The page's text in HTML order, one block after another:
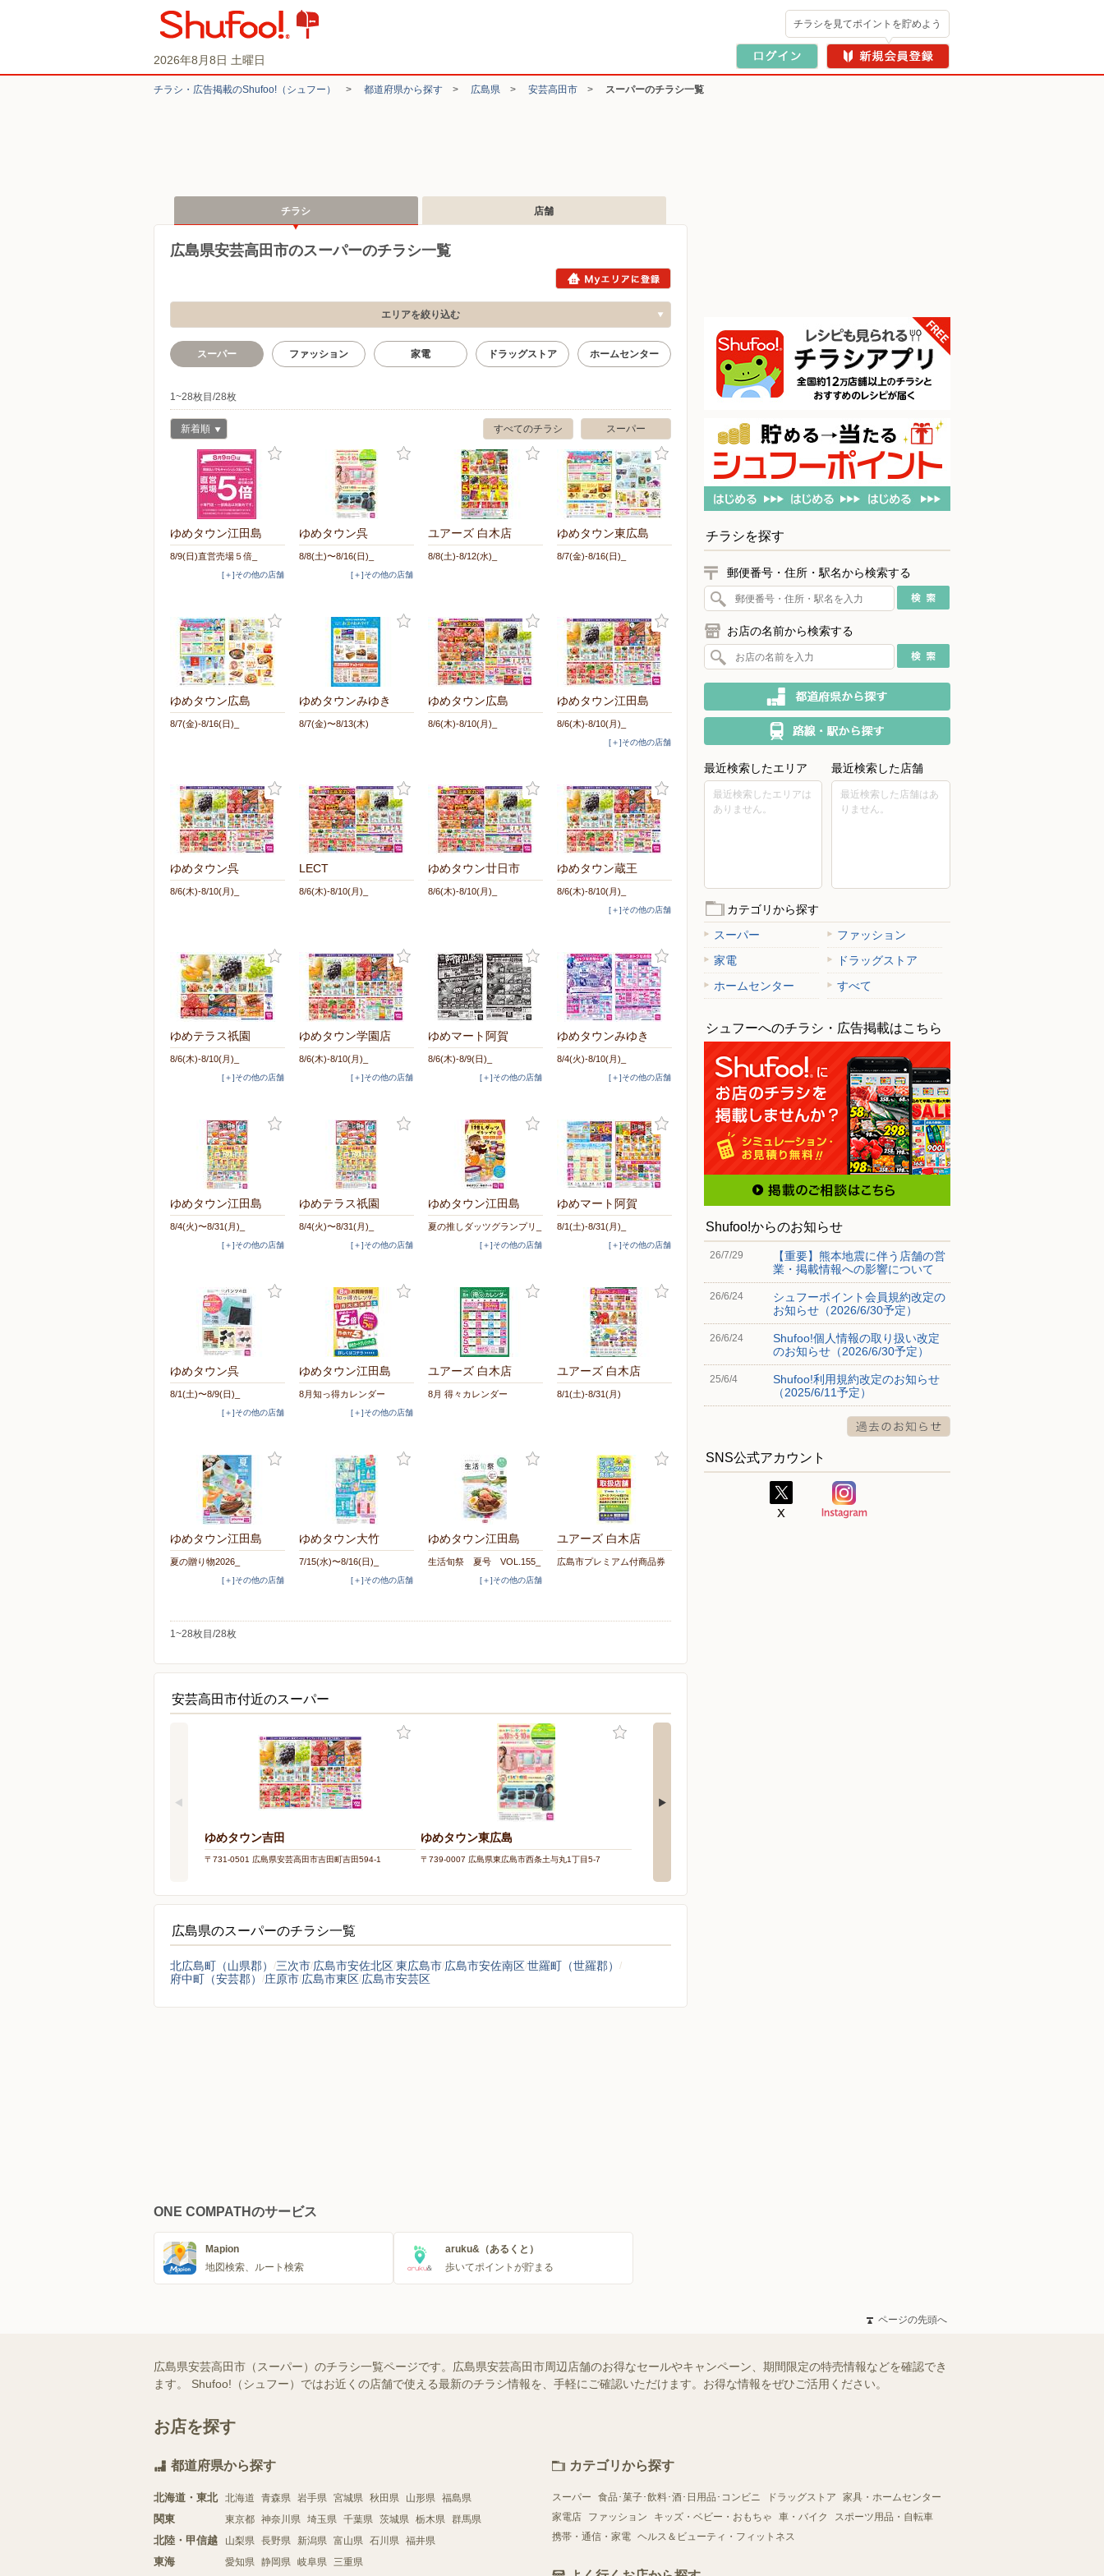
2026年8月8日 土曜日
チラシを見てポイントを貯めよう
チラシ・​広告掲載の​Shufoo!​（シュフー） > 都道府県から探す > 広島県 > 安芸高田市 > スーパーのチラシ一覧
チラシ 店舗
広島県安芸高田市のスーパーのチラシ一覧
エリアを絞り込む
スーパー ファッション 家電 ドラッグストア ホームセンター
1~28枚目/28枚
スーパー
すべてのチラシ
新着順
ゆめタウン江田島
8/9(日)直営売場５倍_
[＋]その他の店舗
ゆめタウン呉
8/8(土)〜8/16(日)_
[＋]その他の店舗
ユアーズ 白木店
8/8(土)-8/12(水)_
ゆめタウン東広島
8/7(金)-8/16(日)_
ゆめタウン広島
8/7(金)-8/16(日)_
ゆめタウンみゆき
8/7(金)〜8/13(木)
ゆめタウン広島
8/6(木)-8/10(月)_
ゆめタウン江田島
8/6(木)-8/10(月)_
[＋]その他の店舗
ゆめタウン呉
8/6(木)-8/10(月)_
LECT
8/6(木)-8/10(月)_
ゆめタウン廿日市
8/6(木)-8/10(月)_
ゆめタウン蔵王
8/6(木)-8/10(月)_
[＋]その他の店舗
ゆめテラス祇園
8/6(木)-8/10(月)_
[＋]その他の店舗
ゆめタウン学園店
8/6(木)-8/10(月)_
[＋]その他の店舗
ゆめマート阿賀
8/6(木)-8/9(日)_
[＋]その他の店舗
ゆめタウンみゆき
8/4(火)-8/10(月)_
[＋]その他の店舗
ゆめタウン江田島
8/4(火)〜8/31(月)_
[＋]その他の店舗
ゆめテラス祇園
8/4(火)〜8/31(月)_
[＋]その他の店舗
ゆめタウン江田島
夏の推しダッツグランプリ_
[＋]その他の店舗
ゆめマート阿賀
8/1(土)-8/31(月)_
[＋]その他の店舗
ゆめタウン呉
8/1(土)〜8/9(日)_
[＋]その他の店舗
ゆめタウン江田島
8月知っ得カレンダー
[＋]その他の店舗
ユアーズ 白木店
8月 得々カレンダー
ユアーズ 白木店
8/1(土)-8/31(月)
ゆめタウン江田島
夏の贈り物2026_
[＋]その他の店舗
ゆめタウン大竹
7/15(水)〜8/16(日)_
[＋]その他の店舗
ゆめタウン江田島
生活旬祭 夏号 VOL.155_
[＋]その他の店舗
ユアーズ 白木店
広島市プレミアム付商品券
1~28枚目/28枚
安芸高田市付近のスーパー
ゆめタウン吉田
〒731-0501 広島県安芸高田市吉田町吉田594-1
ゆめタウン東広島
〒739-0007 広島県東広島市西条土与丸1丁目5-7
広島県のスーパーのチラシ一覧
北広島町（山県郡） 三次市 広島市安佐北区東広島市 広島市安佐南区世羅町（世羅郡）
府中町（安芸郡）
庄原市 広島市東区 広島市安芸区
チラシを探す
郵便番号・住所・駅名から検索する
お店の名前から検索する
最近検索したエリア
最近検索したエリアは
ありません。
最近検索した店舗
最近検索した店舗はあ
りません。
カテゴリから探す
スーパー
ファッション
家電
ドラッグストア
ホームセンター
すべて
シュフーへのチラシ・広告掲載はこちら
Shufoo!からのお知らせ
26/7/29
【重要】熊本地震に伴う店舗の営
業・掲載情報への影響について
26/6/24
シュフーポイント会員規約改定の
お知らせ（2026/6/30予定）
26/6/24
Shufoo!個人情報の取り扱い改定
のお知らせ（2026/6/30予定）
25/6/4
Shufoo!利用規約改定のお知らせ
（2025/6/11予定）
SNS公式アカウント
ONE COMPATHのサービス
Mapion
地図検索、ルート検索
aruku&（あるくと）
歩いてポイントが貯まる
ページの先頭へ
広島県安芸高田市（スーパー）のチラシ一覧ページです。広島県安芸高田市周辺店舗のお得なセールやキャンペーン、期間限定の特売情報などを確認でき
ます。 Shufoo!（シュフー）ではお近くの店舗で使える最新のチラシ情報を、手軽にご確認いただけます。お得な情報をぜひご活用ください。
お店を探す
都道府県から探す
北海道・東北 北海道 青森県 岩手県 宮城県 秋田県 山形県 福島県
関東 東京都 神奈川県 埼玉県 千葉県 茨城県 栃木県 群馬県
北陸・甲信越 山梨県 長野県 新潟県 富山県 石川県 福井県
東海 愛知県 静岡県 岐阜県 三重県
カテゴリから探す
スーパー 食品･菓子･飲料･酒･日用品･コンビニ ドラッグストア
家具・ホームセンター
家電店
ファッション キッズ・ベビー・おもちゃ 車・バイク
スポーツ用品・自転車
携帯・通信・家電 ヘルス＆ビューティ・フィットネス